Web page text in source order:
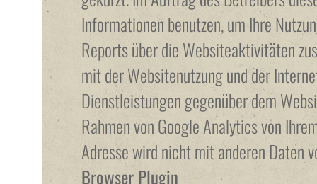
Informationen benutzen, um Ihre
Reports über die Websiteaktivitäten
mit der Websitenutzung und der
Dienstleistungen gegenüber dem
Rahmen von Google Analytics von
Adresse wird nicht mit anderen Daten
Browser Plugin